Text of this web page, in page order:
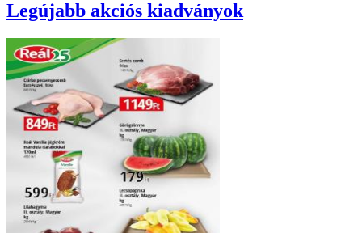
Legújabb akciós kiadványok